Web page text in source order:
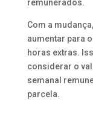
remunerados.
Com a
aumentar para
horas extras.
considerar o
semanal
parcela.